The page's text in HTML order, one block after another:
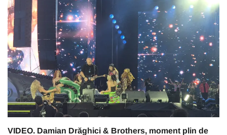
VIDEO. Damian Drăghici & Brothers, moment plin de